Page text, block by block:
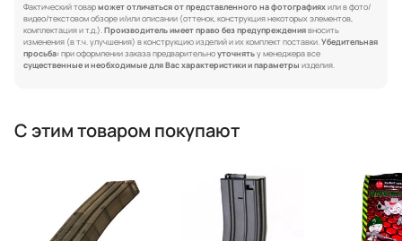
Фактический товарможет отличаться от представленного на фотографияхили в фото/
видео/текстовом обзоре и/или описании (оттенок, конструкция некоторых элементов,
комплектация и т.д.).Производитель имеет право без предупреждениявносить
изменения (в т.ч. улучшения) в конструкцию изделий и их комплект поставки.Убедительная
просьба: при оформлении заказа предварительноуточнятьу менеджера все
существенные и необходимые для Вас характеристики и параметры изделия.
С этим товаром покупают